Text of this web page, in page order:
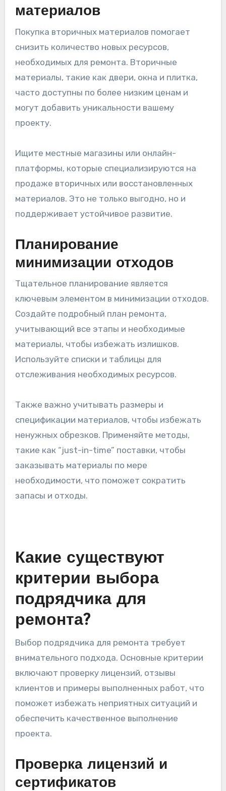
материалов
Покупка вторичных материалов помогает
снизить количество новых ресурсов,
необходимых для ремонта. Вторичные
материалы, такие как двери, окна и плитка,
часто доступны по более низким ценам и
могут добавить уникальности вашему
проекту.
Ищите местные магазины или онлайн-
платформы, которые специализируются на
продаже вторичных или восстановленных
материалов. Это не только выгодно, но и
поддерживает устойчивое развитие.
Планирование
минимизации отходов
Тщательное планирование является
ключевым элементом в минимизации отходов.
Создайте подробный план ремонта,
учитывающий все этапы и необходимые
материалы, чтобы избежать излишков.
Используйте списки и таблицы для
отслеживания необходимых ресурсов.
Также важно учитывать размеры и
спецификации материалов, чтобы избежать
ненужных обрезков. Применяйте методы,
такие как “just-in-time” поставки, чтобы
заказывать материалы по мере
необходимости, что поможет сократить
запасы и отходы.
Какие существуют
критерии выбора
подрядчика для
ремонта?
Выбор подрядчика для ремонта требует
внимательного подхода. Основные критерии
включают проверку лицензий, отзывы
клиентов и примеры выполненных работ, что
поможет избежать неприятных ситуаций и
обеспечить качественное выполнение
проекта.
Проверка лицензий и
сертификатов